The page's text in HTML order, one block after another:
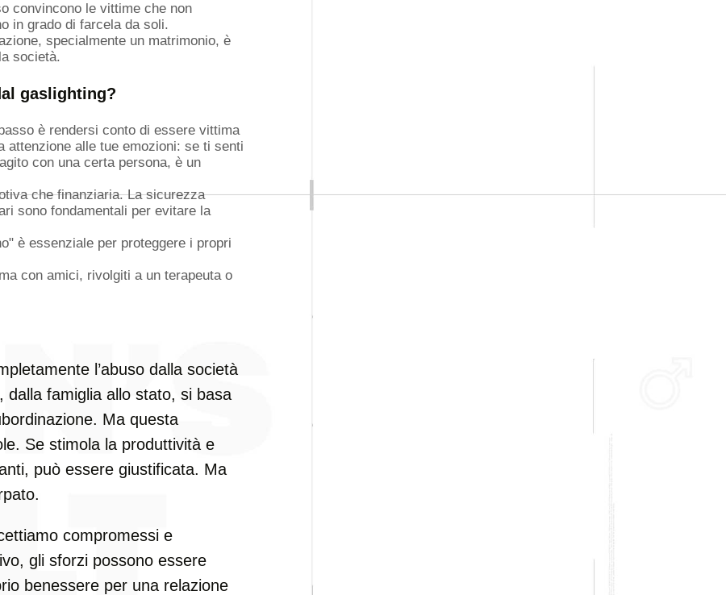
convincono le vittime che non
in grado di farcela da soli.
specialmente un matrimonio, è
società.
gaslighting?
è rendersi conto di essere vittima
attenzione alle tue emozioni: se ti senti
con una certa persona, è un
che finanziaria. La sicurezza
sono fondamentali per evitare la
è essenziale per proteggere i propri
con amici, rivolgiti a un terapeuta o
l’abuso dalla società
famiglia allo stato, si basa
Ma questa
Se stimola la produttività e
può essere giustificata. Ma
compromessi e
gli sforzi possono essere
benessere per una relazione